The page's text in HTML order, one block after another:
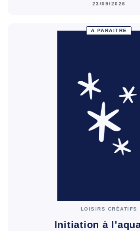
23/09/2026
À PARAÎTRE
LOISIRS CRÉATIFS
Initiation à